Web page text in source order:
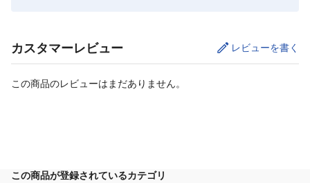
カスタマーレビュー レビューを書く
この商品のレビューはまだありません。
この商品が登録されているカテゴリ